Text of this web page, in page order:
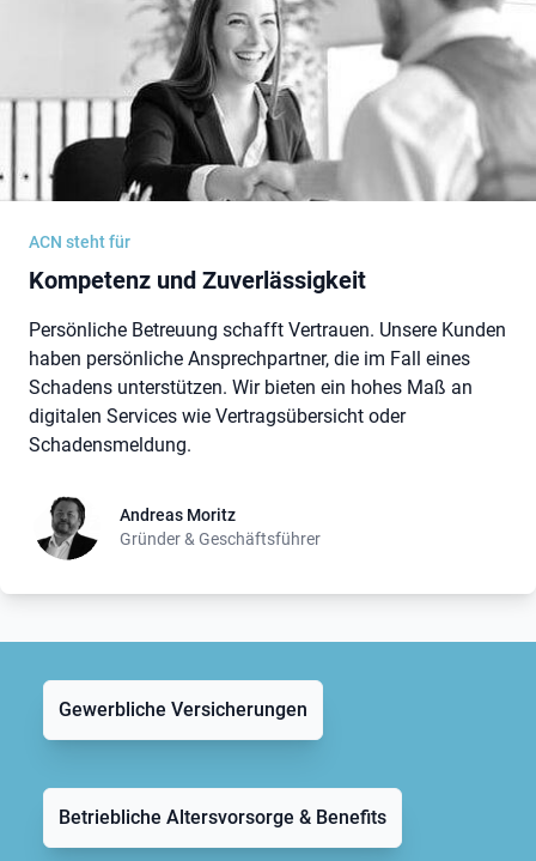
ACN steht für
Kompetenz und Zuverlässigkeit
Persönliche Betreuung schafft Vertrauen. Unsere Kunden
haben persönliche Ansprechpartner, die im Fall eines
Schadens unterstützen. Wir bieten ein hohes Maß an
digitalen Services wie Vertragsübersicht oder
Schadensmeldung.
Andreas Moritz
Andreas Moritz
Gründer & Geschäftsführer
Gewerbliche Versicherungen
Betriebliche Altersvorsorge & Benefits